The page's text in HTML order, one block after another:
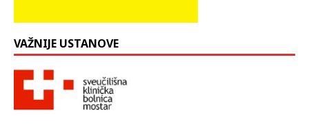
VAŽNIJE USTANOVE